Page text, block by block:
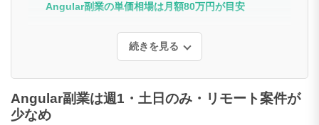
Angular副業の単価相場は月額80万円が目安
続きを見る
Angular副業は週1・土日のみ・リモート案件が
少なめ